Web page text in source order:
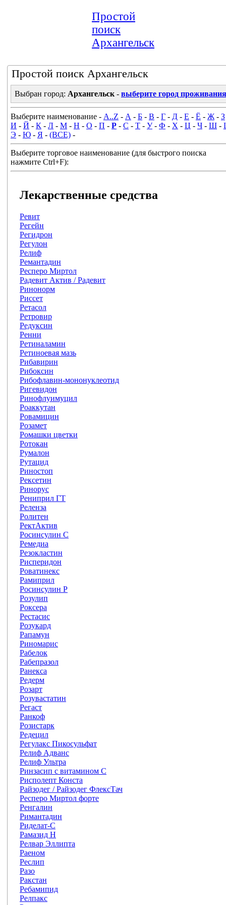
Простой
поиск
Архангельск
Простой поиск Архангельск
Выбран город: Архангельск - выберите город проживания
Выберите наименование - A..Z - А - Б - В - Г - Д - Е - Ё - Ж - З
И - Й - К - Л - М - Н - О - П - Р - С - Т - У- Ф - Х - Ц - Ч - Ш -
Э - Ю - Я - (ВСЕ) -
Выберите торговое наименование (для быстрого поиска
нажмите Ctrl+F):
Лекарственные средства
Ревит
Регейн
Регидрон
Регулон
Релиф
Ремантадин
Респеро Миртол
Радевит Актив / Радевит
Ринонорм
Риссет
Ретасол
Ретровир
Редуксин
Ренни
Ретиналамин
Ретиноевая мазь
Рибавирин
Рибоксин
Рибофлавин-мононуклеотид
Ригевидон
Ринофлуимуцил
Роаккутан
Ровамицин
Розамет
Ромашки цветки
Ротокан
Румалон
Рутацид
Риностоп
Рексетин
Ринорус
Рениприл ГТ
Реленза
Ролитен
РектАктив
Росинсулин С
Ремедиа
Резокластин
Рисперидон
Роватинекс
Рамиприл
Росинсулин Р
Розулип
Роксера
Рестасис
Розукард
Рапамун
Риномарис
Рабелок
Рабепразол
Ранекса
Редерм
Розарт
Розувастатин
Регаст
Ранкоф
Розистарк
Редецил
Регулакс Пикосульфат
Релиф Адванс
Релиф Ультра
Ринзасип с витамином С
Рисполепт Конста
Райзодег / Райзодег ФлексТач
Респеро Миртол форте
Ренгалин
Римантадин
Риделат-С
Рамазид H
Релвар Эллипта
Раеном
Реслип
Разо
Ракстан
Ребамипид
Релпакс